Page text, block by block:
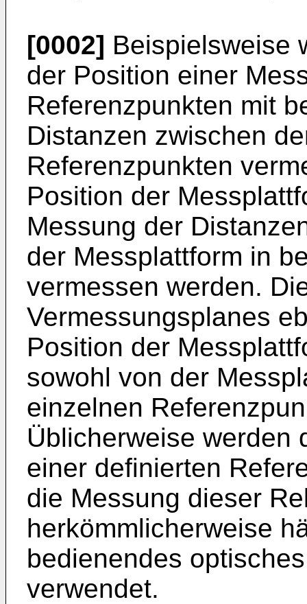
[0002] Beispielsweise
der Position einer
Referenzpunkten mit
Distanzen zwischen
Referenzpunkten
Position der
Messung der
der Messplattform in
vermessen werden.
Vermessungsplanes
Position der
sowohl von der
einzelnen
Üblicherweise werden
einer definierten
die Messung dieser
herkömmlicherweise
bedienendes
verwendet.